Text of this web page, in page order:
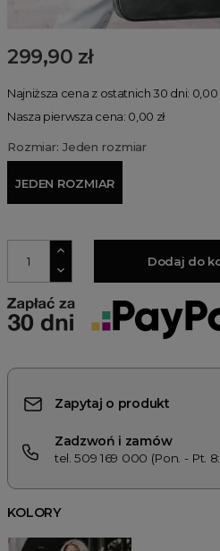
299,90 zł
Najniższa cena z ostatnich 30 dni: 0,00
Nasza pierwsza cena: 0,00 zł
Rozmiar: Jeden rozmiar
JEDEN ROZMIAR
Dodaj do
Zapytaj o produkt
Zadzwoń i zamów
tel. 509 169 000 (Pon. - Pt.
KOLORY